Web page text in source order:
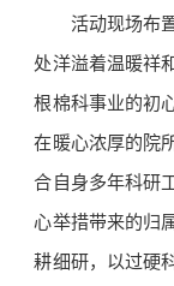
活动现场布
处洋溢着温暖祥
根棉科事业的初
在暖心浓厚的院
合自身多年科研
心举措带来的归
耕细研，以过硬